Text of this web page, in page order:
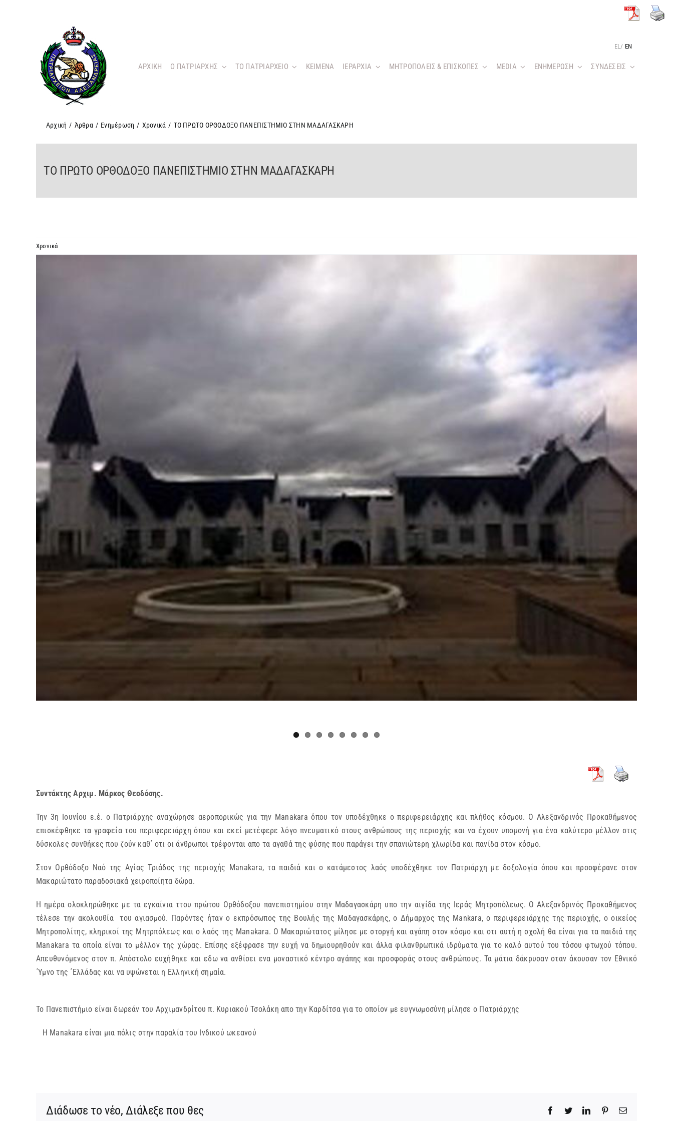
EL / EN
ΑΡΧΙΚΗ O ΠΑΤΡΙΑΡΧΗΣ ΤΟ ΠΑΤΡΙΑΡΧΕΙΟ KEIMENA ΙΕΡΑΡΧΙΑ ΜΗΤΡΟΠΟΛΕΙΣ & ΕΠΙΣΚΟΠΕΣ MEDIA ΕΝΗΜΕΡΩΣΗ ΣΥΝΔΕΣΕΙΣ
Αρχική / Άρθρα / Ενημέρωση / Χρονικά / ΤΟ ΠΡΩΤΟ ΟΡΘΟΔΟΞΟ ΠΑΝΕΠΙΣΤΗΜΙΟ ΣΤΗΝ ΜΑΔΑΓΑΣΚΑΡΗ
ΤΟ ΠΡΩΤΟ ΟΡΘΟΔΟΞΟ ΠΑΝΕΠΙΣΤΗΜΙΟ ΣΤΗΝ ΜΑΔΑΓΑΣΚΑΡΗ
Χρονικά
Συντάκτης Αρχιμ. Μάρκος Θεοδόσης.
Την 3η Ιουνίου ε.έ. ο Πατριάρχης αναχώρησε αεροπορικώς για την Manakara όπου τον υποδέχθηκε ο περιφερειάρχης και πλήθος κόσμου. Ο Αλεξανδρινός Προκαθήμενος
επισκέφθηκε τα γραφεία του περιφερειάρχη όπου και εκεί μετέφερε λόγο πνευματικό στους ανθρώπους της περιοχής και να έχουν υπομονή για ένα καλύτερο μέλλον στις
δύσκολες συνθήκες που ζούν καθ΄ οτι οι άνθρωποι τρέφονται απο τα αγαθά της φύσης που παράγει την σπανιώτερη χλωρίδα και πανίδα στον κόσμο.
Στον Ορθόδοξο Ναό της Αγίας Τριάδος της περιοχής Manakara, τα παιδιά και ο κατάμεστος λαός υποδέχθηκε τον Πατριάρχη με δοξολογία όπου και προσφέρανε στον
Μακαριώτατο παραδοσιακά χειροποίητα δώρα.
Η ημέρα ολοκληρώθηκε με τα εγκαίνια ττου πρώτου Ορθόδοξου πανεπιστημίου στην Μαδαγασκάρη υπο την αιγίδα της Ιεράς Μητροπόλεως. Ο Αλεξανδρινός Προκαθήμενος
τέλεσε την ακολουθία του αγιασμού. Παρόντες ήταν ο εκπρόσωπος της Βουλής της Μαδαγασκάρης, ο Δήμαρχος της Mankara, ο περιφερειάρχης της περιοχής, ο οικείος
Μητροπολίτης, κληρικοί της Μητρπόλεως και ο λαός της Manakara. Ο Μακαριώτατος μίλησε με στοργή και αγάπη στον κόσμο και οτι αυτή η σχολή θα είναι για τα παιδιά της
Manakara τα οποία είναι το μέλλον της χώρας. Επίσης εξέφρασε την ευχή να δημιουρηθούν και άλλα φιλανθρωπικά ιδρύματα για το καλό αυτού του τόσου φτωχού τόπου.
Απευθυνόμενος στον π. Απόστολο ευχήθηκε και εδω να ανθίσει ενα μοναστικό κέντρο αγάπης και προσφοράς στους ανθρώπους. Τα μάτια δάκρυσαν οταν άκουσαν τον Εθνικό
΄Υμνο της ΄Ελλάδας και να υψώνεται η Ελληνική σημαία.
Το Πανεπιστήμιο είναι δωρεάν του Αρχιμανδρίτου π. Κυριακού Τσολάκη απο την Καρδίτσα για το οποίον με ευγνωμοσύνη μίλησε ο Πατριάρχης
Η Manakara είναι μια πόλις στην παραλία του Ινδικού ωκεανού
Διάδωσε το νέο, Διάλεξε που θες Facebook
TwitterLinkedInPinterestEmail